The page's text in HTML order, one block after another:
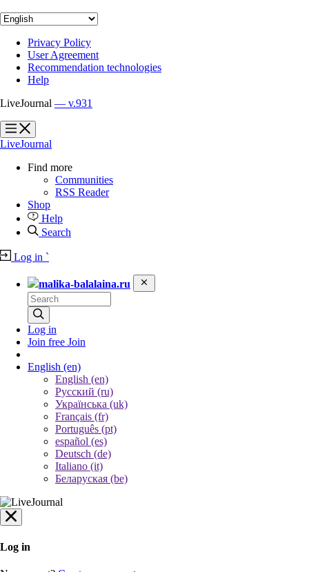
Privacy Policy
User Agreement
Recommendation technologies
Help
LiveJournal — v.931
?
?
LiveJournal
Find more
Communities
RSS Reader
Shop
Help
Search
Log in `
malika-balalaina.ru
Log in
Join free Join
English (en)
English (en)
Русский (ru)
Українська (uk)
Français (fr)
Português (pt)
español (es)
Deutsch (de)
Italiano (it)
Беларуская (be)
Log in